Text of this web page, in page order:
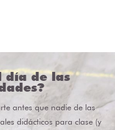
día de las
antes que nadie de las
didácticos para clase (y